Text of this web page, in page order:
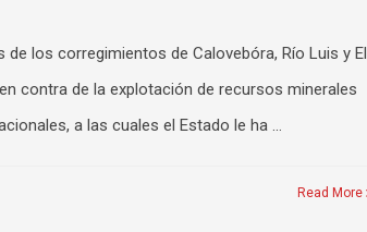
los corregimientos de Calovebóra, Río Luis y El
contra de la explotación de recursos minerales
a las cuales el Estado le ha …
Read More